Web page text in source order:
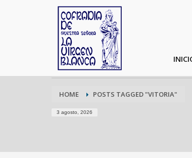
HOME POSTS TAGGED "VITORIA"
3 agosto, 2026